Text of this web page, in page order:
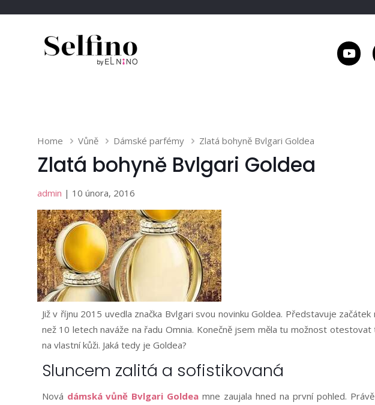
Home Vůně Dámské parfémy Zlatá bohyně Bvlgari Goldea
Zlatá bohyně Bvlgari Goldea
admin | 10 února, 2016
Již v říjnu 2015 uvedla značka Bvlgari svou novinku Goldea. Představuje
než 10 letech naváže na řadu Omnia. Konečně jsem měla tu možnost
na vlastní kůži. Jaká tedy je Goldea?
Sluncem zalitá a sofistikovaná
Nová dámská vůně Bvlgari Goldea mne zaujala hned na první pohled.